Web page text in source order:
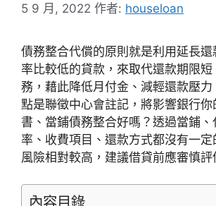
5 9 月, 2022 作者: houseloan
債務整合代償的原則就是利用延長還
率比較低的貸款 ，來取代還款期限
務，藉此降低月付金、減輕還款壓
點是聯徵中心會註記，將影響銀行你
書、當鋪債務整合好嗎？透過當鋪、
率、收費項目、還款方式都沒有一
風險相對較高，建議借貸前應審慎評
內容目錄